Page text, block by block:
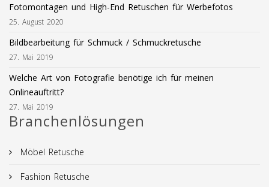
Fotomontagen und High-End Retuschen für Werbefotos
25. August 2020
Bildbearbeitung für Schmuck / Schmuckretusche
27. Mai 2019
Welche Art von Fotografie benötige ich für meinen
Onlineauftritt?
27. Mai 2019
Branchenlösungen
Möbel Retusche
Fashion Retusche